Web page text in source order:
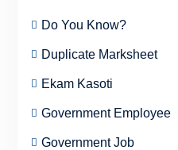
Do You Know?
Duplicate Marksheet
Ekam Kasoti
Government Employee
Government Job